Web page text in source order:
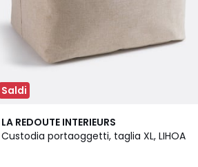
Saldi
LA REDOUTE INTERIEURS
Custodia portaoggetti, taglia XL, LIHOA